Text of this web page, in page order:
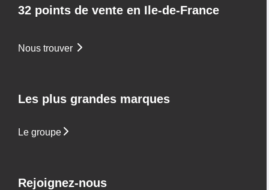
32 points de vente en Ile-de-France
Nous trouver
Les plus grandes marques
Le groupe
Rejoignez-nous